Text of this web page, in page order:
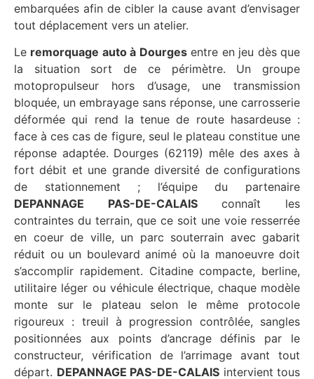
embarquées afin de cibler la cause avant d’envisager
tout déplacement vers un atelier.
Le remorquage auto à Dourgesentre en jeu dès que
la situation sort de ce périmètre. Un groupe
motopropulseur hors d’usage, une transmission
bloquée, un embrayage sans réponse, une carrosserie
déformée qui rend la tenue de route hasardeuse :
face à ces cas de figure, seul le plateau constitue une
réponse adaptée. Dourges (62119) mêle des axes à
fort débit et une grande diversité de configurations
de stationnement ; l’équipe du partenaire
DEPANNAGE PAS-DE-CALAISconnaît les
contraintes du terrain, que ce soit une voie resserrée
en coeur de ville, un parc souterrain avec gabarit
réduit ou un boulevard animé où la manoeuvre doit
s’accomplir rapidement. Citadine compacte, berline,
utilitaire léger ou véhicule électrique, chaque modèle
monte sur le plateau selon le même protocole
rigoureux : treuil à progression contrôlée, sangles
positionnées aux points d’ancrage définis par le
constructeur, vérification de l’arrimage avant tout
départ. DEPANNAGE PAS-DE-CALAIS intervient tous